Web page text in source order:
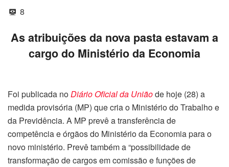
8
As atribuições da nova pasta estavam a
cargo do Ministério da Economia
Foi publicada noDiário Oficial da Uniãode hoje (28) a
medida provisória (MP) que cria o Ministério do Trabalho e
da Previdência. A MP prevê a transferência de
competência e órgãos do Ministério da Economia para o
novo ministério. Prevê também a “possibilidade de
transformação de cargos em comissão e funções de